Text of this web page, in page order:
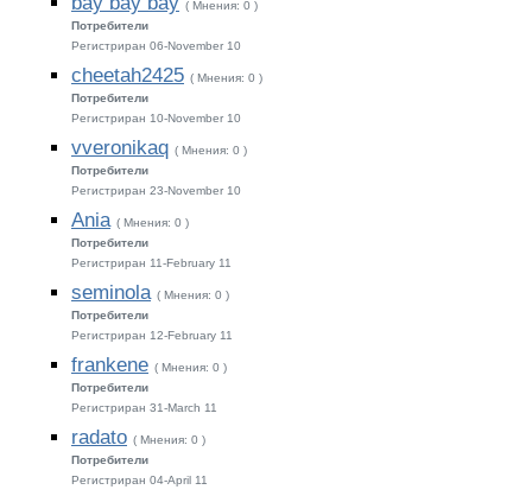
( Мнения: 0 )
Потребители
Регистриран 06-November 10
cheetah2425 ( Мнения: 0 )
Потребители
Регистриран 10-November 10
vveronikaq ( Мнения: 0 )
Потребители
Регистриран 23-November 10
Ania ( Мнения: 0 )
Потребители
Регистриран 11-February 11
seminola ( Мнения: 0 )
Потребители
Регистриран 12-February 11
frankene ( Мнения: 0 )
Потребители
Регистриран 31-March 11
radato ( Мнения: 0 )
Потребители
Регистриран 04-April 11